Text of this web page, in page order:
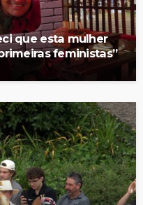
que esta mulher
feministas”